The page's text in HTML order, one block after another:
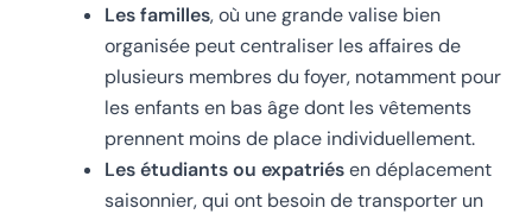
Les familles, où une grande valise bien
organisée peut centraliser les affaires de
plusieurs membres du foyer, notamment pour
les enfants en bas âge dont les vêtements
prennent moins de place individuellement.
Les étudiants ou expatriésen déplacement
saisonnier, qui ont besoin de transporter un